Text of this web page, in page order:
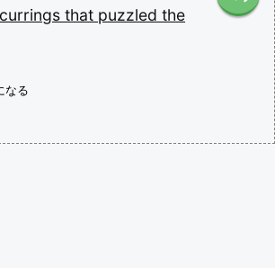
that puzzled the
なる